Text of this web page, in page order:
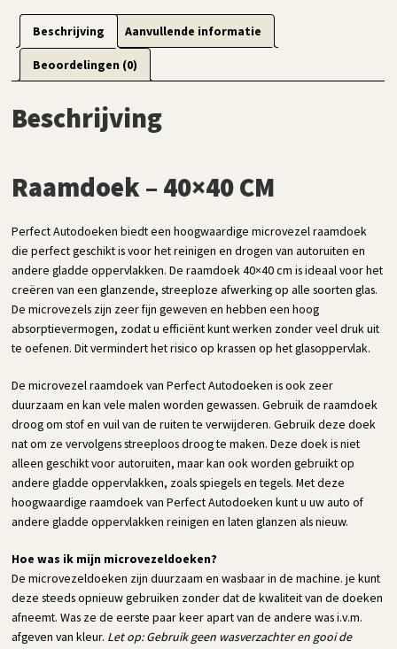
Beschrijving Aanvullende informatie
Beoordelingen (0)
Beschrijving
Raamdoek – 40×40 CM
Perfect Autodoeken biedt een hoogwaardige microvezel raamdoek
die perfect geschikt is voor het reinigen en drogen van autoruiten en
andere gladde oppervlakken. De raamdoek 40×40 cm is ideaal voor het
creëren van een glanzende, streeploze afwerking op alle soorten glas.
De microvezels zijn zeer fijn geweven en hebben een hoog
absorptievermogen, zodat u efficiënt kunt werken zonder veel druk uit
te oefenen. Dit vermindert het risico op krassen op het glasoppervlak.
De microvezel raamdoek van Perfect Autodoeken is ook zeer
duurzaam en kan vele malen worden gewassen. Gebruik de raamdoek
droog om stof en vuil van de ruiten te verwijderen. Gebruik deze doek
nat om ze vervolgens streeploos droog te maken. Deze doek is niet
alleen geschikt voor autoruiten, maar kan ook worden gebruikt op
andere gladde oppervlakken, zoals spiegels en tegels. Met deze
hoogwaardige raamdoek van Perfect Autodoeken kunt u uw auto of
andere gladde oppervlakken reinigen en laten glanzen als nieuw.
Hoe was ik mijn microvezeldoeken?
De microvezeldoeken zijn duurzaam en wasbaar in de machine. je kunt
deze steeds opnieuw gebruiken zonder dat de kwaliteit van de doeken
afneemt. Was ze de eerste paar keer apart van de andere was i.v.m.
afgeven van kleur. Let op: Gebruik geen wasverzachter en gooi de